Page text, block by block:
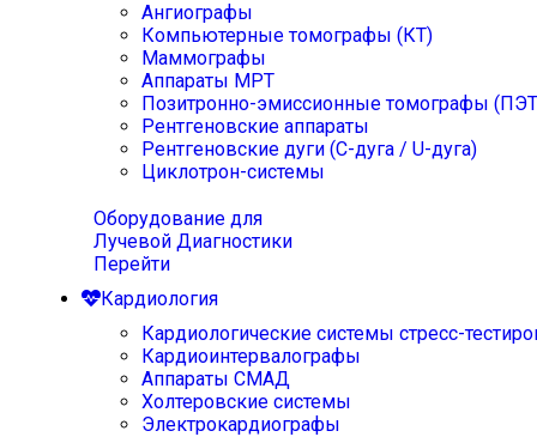
Ангиографы
Компьютерные томографы (КТ)
Маммографы
Аппараты МРТ
Позитронно-эмиссионные томографы
Рентгеновские аппараты
Рентгеновские дуги (С-дуга / U-дуга)
Циклотрон-системы
Оборудование для
Лучевой Диагностики
Перейти
Кардиология
Кардиологические системы стресс-
Кардиоинтервалографы
Аппараты СМАД
Холтеровские системы
Электрокардиографы